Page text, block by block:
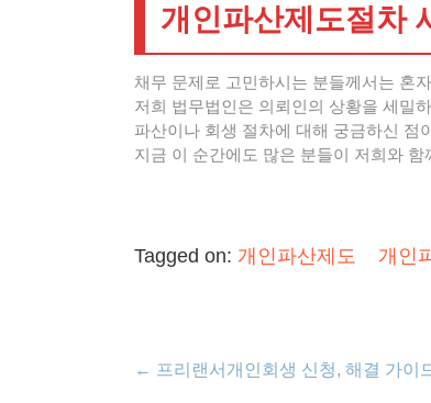
개인파산제도절차
채무 문제로 고민하시는 분들께서는 혼
저희 법무법인은 의뢰인의 상황을 세밀
파산이나 회생 절차에 대해 궁금하신 점
지금 이 순간에도 많은 분들이 저희와
Tagged on: 개인파산제도 개인
← 프리랜서개인회생 신청, 해결 가이